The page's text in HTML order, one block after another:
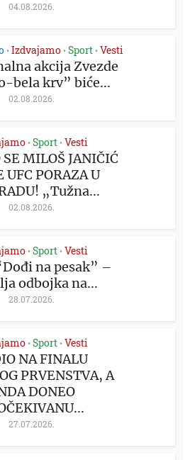
04.08.2026.
• Izdvajamo • Sport • Vesti
akcija Zvezde
bela krv” biće...
02.08.2026.
• Sport • Vesti
SE MILOŠ JANIČIĆ
UFC PORAZA U
„Tužna...
02.08.2026.
• Sport • Vesti
na pesak” –
odbojka na...
28.07.2026.
• Sport • Vesti
NA FINALU
PRVENSTVA, A
DONEO
27.07.2026.